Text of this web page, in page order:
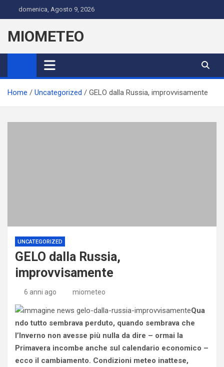
to
content
domenica, Agosto 9, 2026
MIOMETEO
Home Uncategorized GELO dalla Russia, improvvisamente
UNCATEGORIZED
GELO dalla Russia,
improvvisamente
6 anni ago miometeo
Qua
ndo tutto sembrava perduto, quando sembrava che
l’Inverno non avesse più nulla da dire – ormai la
Primavera incombe anche sul calendario economico –
ecco il cambiamento. Condizioni meteo inattese,